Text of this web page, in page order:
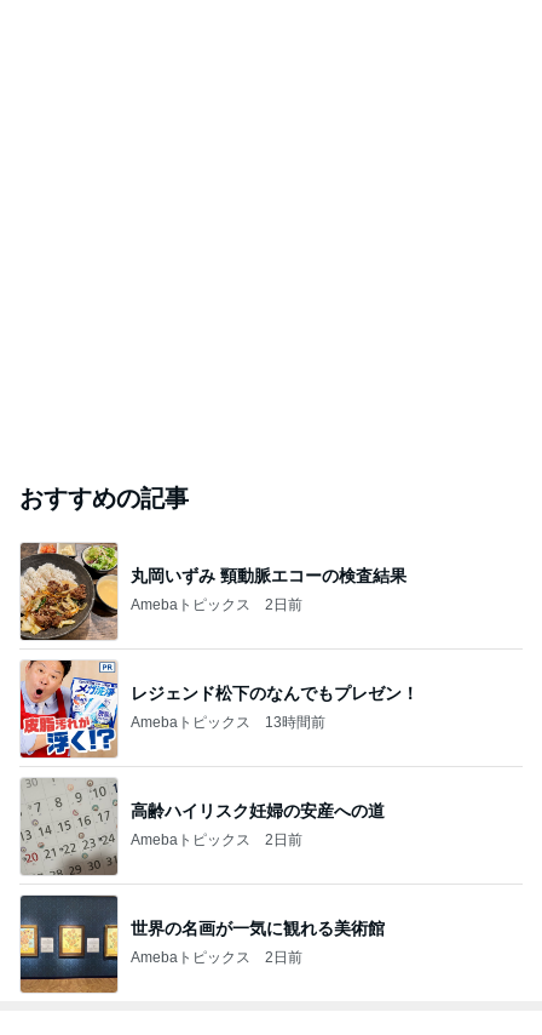
おすすめの記事
丸岡いずみ 頸動脈エコーの検査結果
Amebaトピックス 2日前
レジェンド松下のなんでもプレゼン！
Amebaトピックス 13時間前
高齢ハイリスク妊婦の安産への道
Amebaトピックス 2日前
世界の名画が一気に観れる美術館
Amebaトピックス 2日前